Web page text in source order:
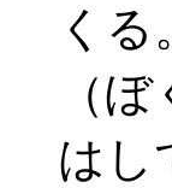
く
（
はし